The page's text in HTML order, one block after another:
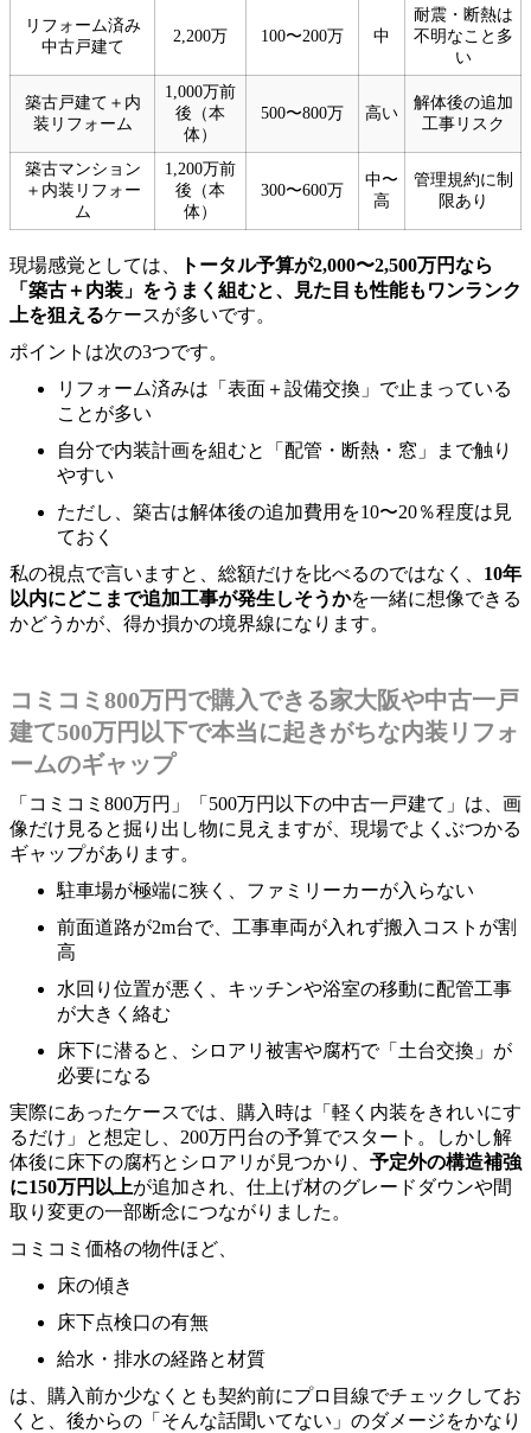
リフォーム済み
中古戸建て
2,200万 100〜200万 中
耐震・断熱は
不明なこと多
い
築古戸建て＋内
装リフォーム
1,000万前
後（本
体）
500〜800万 高い
解体後の追加
工事リスク
築古マンション
＋内装リフォー
ム
1,200万前
後（本
体）
300〜600万
中〜
高
管理規約に制
限あり
現場感覚としては、
トータル予算が2,000〜2,500万円なら
「築古＋内装」をうまく組むと、見た目も性能もワンランク
上を狙えるケースが多いです。
ポイントは次の3つです。
リフォーム済みは「表面＋設備交換」で止まっている
ことが多い
自分で内装計画を組むと「配管・断熱・窓」まで触り
やすい
ただし、築古は解体後の追加費用を10〜20％程度は見
ておく
私の視点で言いますと、総額だけを比べるのではなく、 10年
以内にどこまで追加工事が発生しそうかを一緒に想像できる
かどうかが、得か損かの境界線になります。
コミコミ800万円で購入できる家大阪や中古一戸
建て500万円以下で本当に起きがちな内装リフォ
ームのギャップ
「コミコミ800万円」「500万円以下の中古一戸建て」は、画
像だけ見ると掘り出し物に見えますが、現場でよくぶつかる
ギャップがあります。
駐車場が極端に狭く、ファミリーカーが入らない
前面道路が2m台で、工事車両が入れず搬入コストが割
高
水回り位置が悪く、キッチンや浴室の移動に配管工事
が大きく絡む
床下に潜ると、シロアリ被害や腐朽で「土台交換」が
必要になる
実際にあったケースでは、購入時は「軽く内装をきれいにす
るだけ」と想定し、200万円台の予算でスタート。しかし解
体後に床下の腐朽とシロアリが見つかり、 予定外の構造補強
に150万円以上が追加され、仕上げ材のグレードダウンや間
取り変更の一部断念につながりました。
コミコミ価格の物件ほど、
床の傾き
床下点検口の有無
給水・排水の経路と材質
は、購入前か少なくとも契約前にプロ目線でチェックしてお
くと、後からの「そんな話聞いてない」のダメージをかなり